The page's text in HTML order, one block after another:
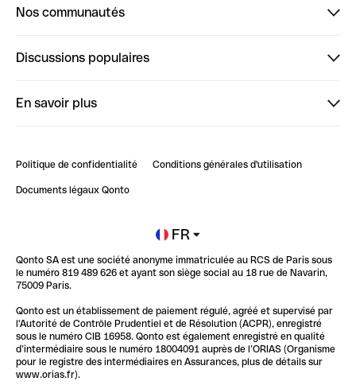
Nos communautés
ClubQonto
Discussions populaires
Impact de l'IA sur les carrières/productivité
En savoir plus
Blog
Newsroom
Glossaire finance
Politique de confidentialité Conditions générales d'utilisation
Documents légaux Qonto
FR
Qonto SA est une société anonyme immatriculée au RCS de Paris sous
le numéro 819 489 626 et ayant son siège social au 18 rue de Navarin,
75009 Paris.
Qonto est un établissement de paiement régulé, agréé et supervisé par
l'Autorité de Contrôle Prudentiel et de Résolution (ACPR), enregistré
sous le numéro CIB 16958. Qonto est également enregistré en qualité
d’intermédiaire sous le numéro 18004091 auprès de l’ORIAS (Organisme
pour le registre des intermédiaires en Assurances, plus de détails sur
www.orias.fr).